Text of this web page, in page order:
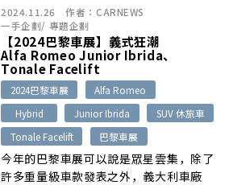
2024.11.26 作者： CARNEWS
一手企劃/ 專題企劃
【2024巴黎車展】義式狂潮
Alfa Romeo Junior Ibrida、
Tonale Facelift
2024巴黎車展
Alfa Romeo
Hybrid
Junior Ibrida
SUV 休旅車
Tonale Facelift
巴黎車展
今年的巴黎車展可以說是眾星雲集，除了
許多重量級車款發表之外，義大利車廠